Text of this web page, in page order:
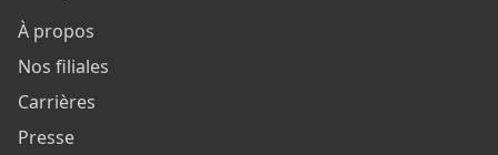
À propos
Nos filiales
Carrières
Presse